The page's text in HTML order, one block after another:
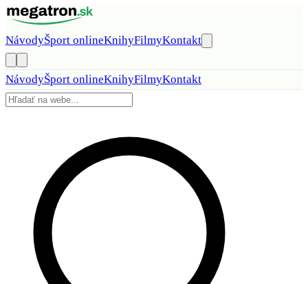
Preskočiť na obsah
NávodyŠport onlineKnihyFilmyKontakt
NávodyŠport onlineKnihyFilmyKontakt